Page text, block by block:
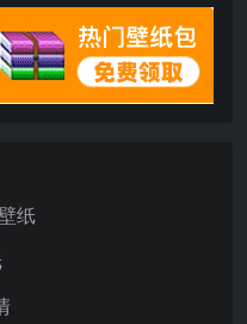
纸